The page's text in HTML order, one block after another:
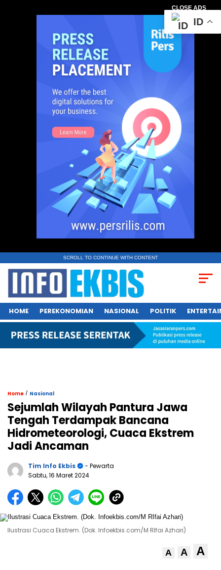
CLOSE ADS
SCROLL TO CONTINUE WITH CONTENT
HOME PEREKONOMIAN NASIONAL POLITIK
Home / Nasional
Sejumlah Wilayah Pantura Jawa
Tengah Terdampak Bancana
Hidrometeorologi, Cuaca Ekstrem
Jadi Ancaman
Tim Info Ekbis
- Pewarta
Sabtu, 16 Maret 2024
Ilustrasi Cuaca Ekstrem. (Dok. Infoekbis.com/M RIfai Azhari)
A A A
ID